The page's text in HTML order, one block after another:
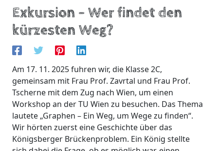
Exkursion – Wer findet den
kürzesten Weg?
Am 17. 11. 2025 fuhren wir, die Klasse 2C,
gemeinsam mit Frau Prof. Zavrtal und Frau Prof.
Tscherne mit dem Zug nach Wien, um einen
Workshop an der TU Wien zu besuchen. Das Thema
lautete „Graphen – Ein Weg, um Wege zu finden“.
Wir hörten zuerst eine Geschichte über das
Königsberger Brückenproblem. Ein König stellte